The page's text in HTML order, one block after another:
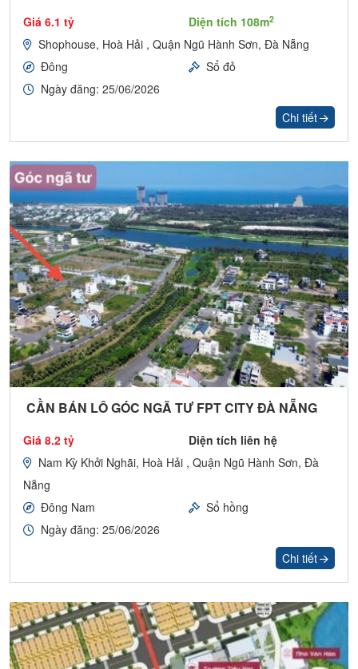
Giá 6.1 tỷ Diện tích 108m2
Shophouse, Hoà Hải , Quận Ngũ Hành Sơn, Đà Nẵng
Đông
Sổ đỏ
Ngày đăng: 25/06/2026
Chi tiết
CẦN BÁN LÔ GÓC NGÃ TƯ FPT CITY ĐÀ NẴNG
Giá 8.2 tỷ
Diện tích liên hệ
Nam Kỳ Khởi Nghãi, Hoà Hải , Quận Ngũ Hành Sơn, Đà
Nẵng
Đông Nam
Sổ hồng
Ngày đăng: 25/06/2026
Chi tiết